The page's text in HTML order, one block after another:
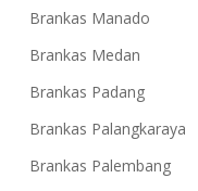
Brankas Manado
Brankas Medan
Brankas Padang
Brankas Palangkaraya
Brankas Palembang